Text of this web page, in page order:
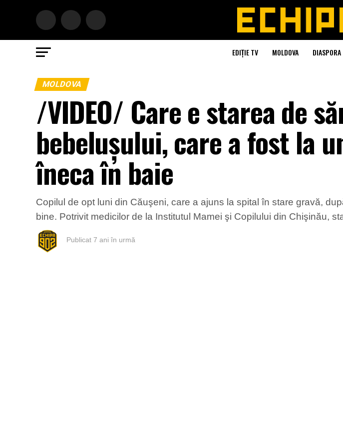
EDIȚIE TV MOLDOVA DIASPORA
MOLDOVA
/VIDEO/ Care e starea de
bebelușului, care a fost la
îneca în baie
Copilul de opt luni din Căuşeni, care a ajuns la spital în stare gravă,
bine. Potrivit medicilor de la Institutul Mamei şi Copilului din Chişinău,
Publicat 7 ani în urmă